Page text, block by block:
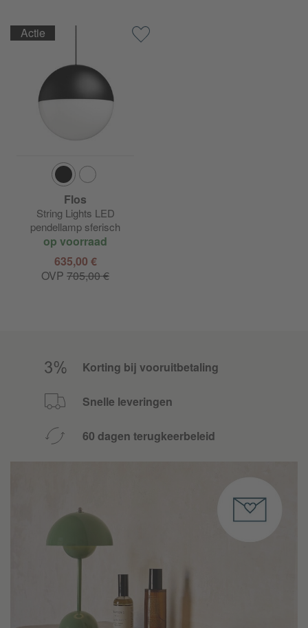
Actie
Flos
String Lights LED
pendellamp sferisch
op voorraad
635,00 €
OVP 705,00 €
Korting bij vooruitbetaling
Snelle leveringen
60 dagen terugkeerbeleid